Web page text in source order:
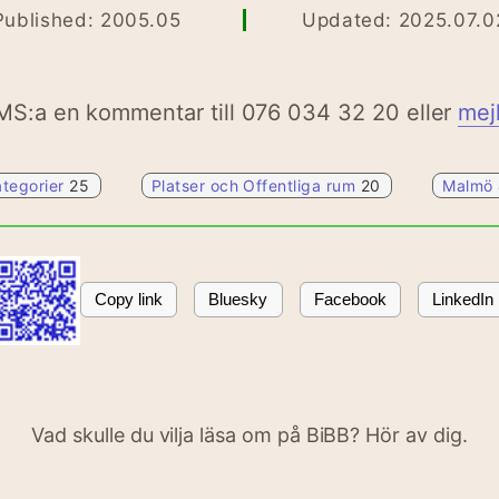
2005.05 Updated:
en kommentar till 076 034 32 20 eller
25 Platser och Offentliga rum 20 Malmö
Copy link Bluesky Facebook LinkedIn
Vad skulle du vilja läsa om på BiBB? Hör av dig.